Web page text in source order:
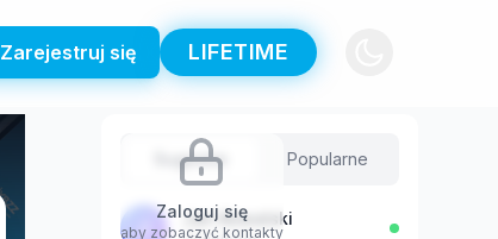
Zarejestruj się LIFETIME
Zaloguj się
aby zobaczyć kontakty
Sugestie Popularne
J Jan Kowalski